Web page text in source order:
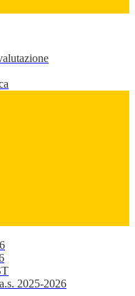
2025-2026